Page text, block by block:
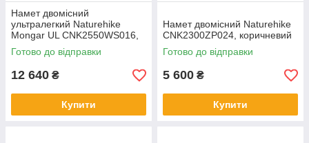
Намет двомісний
ультралегкий Naturehike
Mongar UL CNK2550WS016,
grey
Готово до відправки
12 640 ₴
Купити
Намет двомісний Naturehike
CNK2300ZP024, коричневий
Готово до відправки
5 600 ₴
Купити